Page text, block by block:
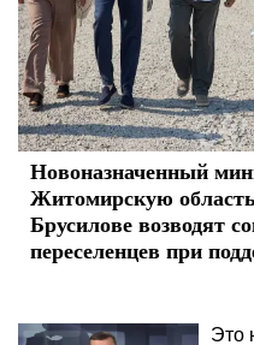
Новоназначенный
Житомирскую
Брусилове возводят
переселенцев при
Это